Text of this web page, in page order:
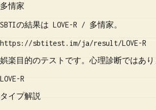
多情家
SBTIの結果は LOVE-R / 多情家。
https://sbtitest.im/ja/result/LOVE-R
娯楽目的のテストです。心理診断ではあ
LOVE-R
タイプ解説